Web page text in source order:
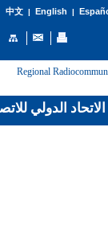
中文| English |
: [Regional
الدولي